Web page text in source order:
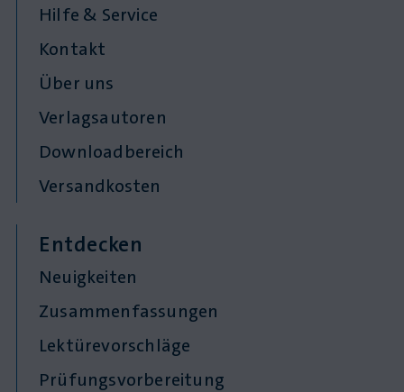
Hilfe & Service
Kontakt
Über uns
Verlagsautoren
Downloadbereich
Versandkosten
Entdecken
Neuigkeiten
Zusammenfassungen
Lektürevorschläge
Prüfungsvorbereitung